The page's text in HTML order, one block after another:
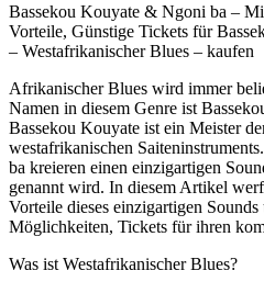
Bassekou Kouyate & Ngoni ba –
Vorteile, Günstige Tickets für
– Westafrikanischer Blues – kaufen
Afrikanischer Blues wird immer
Namen in diesem Genre ist
Bassekou Kouyate ist ein Meister
westafrikanischen
ba kreieren einen einzigartigen
genannt wird. In diesem Artikel
Vorteile dieses einzigartigen Sounds
Möglichkeiten, Tickets für ihren
Was ist Westafrikanischer Blues?